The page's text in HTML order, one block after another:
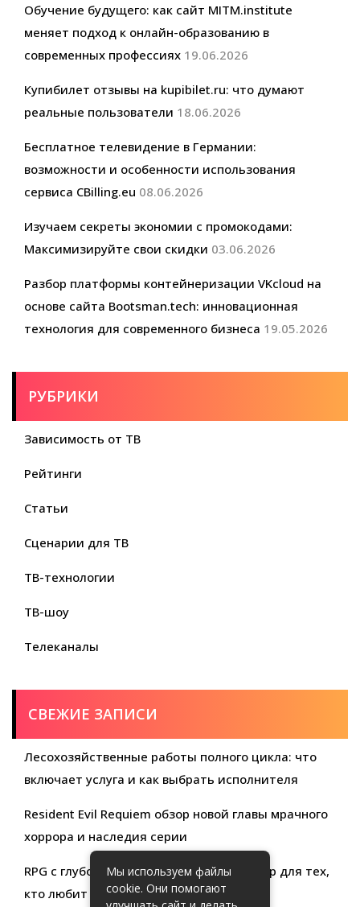
Обучение будущего: как сайт MITM.institute
меняет подход к онлайн-образованию в
современных профессиях 19.06.2026
Купибилет отзывы на kupibilet.ru: что думают
реальные пользователи 18.06.2026
Бесплатное телевидение в Германии:
возможности и особенности использования
сервиса CBilling.eu 08.06.2026
Изучаем секреты экономии с промокодами:
Максимизируйте свои скидки 03.06.2026
Разбор платформы контейнеризации VKcloud на
основе сайта Bootsman.tech: инновационная
технология для современного бизнеса 19.05.2026
РУБРИКИ
Зависимость от ТВ
Рейтинги
Статьи
Сценарии для ТВ
ТВ-технологии
ТВ-шоу
Телеканалы
СВЕЖИЕ ЗАПИСИ
Лесохозяйственные работы полного цикла: что
включает услуга и как выбрать исполнителя
Resident Evil Requiem обзор новой главы мрачного
хоррора и наследия серии
RPG с глубокой кастомизацией обзор игр для тех,
кто любит свободу выбора
Мы используем файлы
cookie. Они помогают